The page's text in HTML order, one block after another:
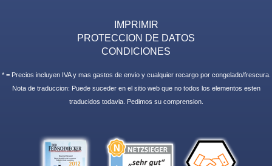
IMPRIMIR
PROTECCION DE DATOS
CONDICIONES
* = Precios incluyen IVA y mas gastos de envio y cualquier recargo por congelado/frescura.
Nota de traduccion: Puede suceder en el sitio web que no todos los elementos esten
traducidos todavia. Pedimos su comprension.